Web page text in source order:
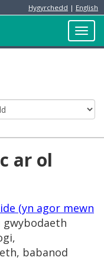
Hygyrchedd | English
ar ol
(yn agor mewn
gwybodaeth
babanod